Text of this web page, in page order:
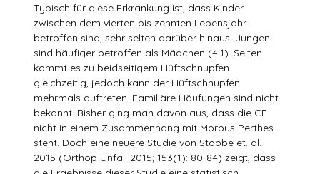
Typisch für diese Erkrankung ist, dass Kinder
zwischen dem vierten bis zehnten Lebensjahr
betroffen sind, sehr selten darüber hinaus. Jungen
sind häufiger betroffen als Mädchen (4:1). Selten
kommt es zu beidseitigem Hüftschnupfen
gleichzeitig, jedoch kann der Hüftschnupfen
mehrmals auftreten. Familiäre Häufungen sind nicht
bekannt. Bisher ging man davon aus, dass die CF
nicht in einem Zusammenhang mit Morbus Perthes
steht. Doch eine neuere Studie von Stobbe et. al.
2015 (Orthop Unfall 2015; 153(1): 80-84) zeigt, dass